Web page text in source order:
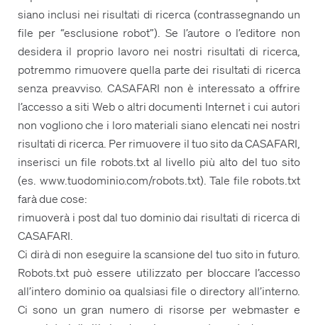
siano inclusi nei risultati di ricerca (contrassegnando un
file per “esclusione robot”). Se l’autore o l’editore non
desidera il proprio lavoro nei nostri risultati di ricerca,
potremmo rimuovere quella parte dei risultati di ricerca
senza preavviso. CASAFARI non è interessato a offrire
l’accesso a siti Web o altri documenti Internet i cui autori
non vogliono che i loro materiali siano elencati nei nostri
risultati di ricerca. Per rimuovere il tuo sito da CASAFARI,
inserisci un file robots.txt al livello più alto del tuo sito
(es. www.tuodominio.com/robots.txt). Tale file robots.txt
farà due cose:
rimuoverà i post dal tuo dominio dai risultati di ricerca di
CASAFARI.
Ci dirà di non eseguire la scansione del tuo sito in futuro.
Robots.txt può essere utilizzato per bloccare l’accesso
all’intero dominio oa qualsiasi file o directory all’interno.
Ci sono un gran numero di risorse per webmaster e